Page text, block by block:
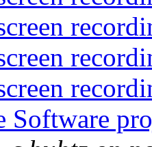
Software